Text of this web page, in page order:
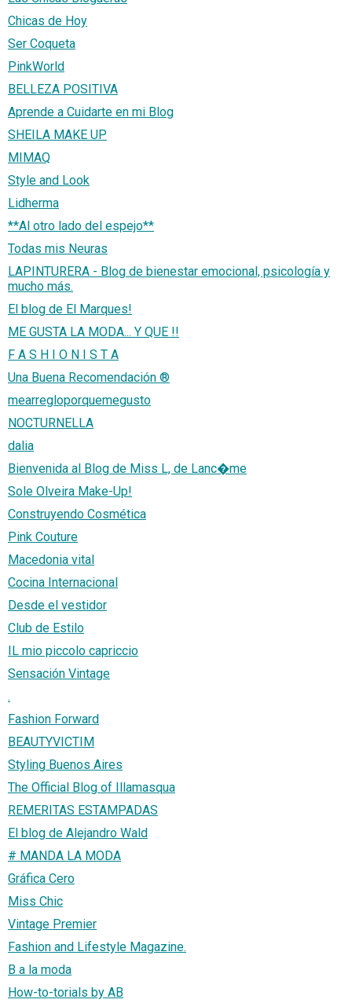
Chicas de Hoy
Ser Coqueta
PinkWorld
BELLEZA POSITIVA
Aprende a Cuidarte en mi Blog
SHEILA MAKE UP
MIMAQ
Style and Look
Lidherma
**Al otro lado del espejo**
Todas mis Neuras
LAPINTURERA - Blog de bienestar emocional, psicología y
mucho más.
El blog de El Marques!
ME GUSTA LA MODA... Y QUE !!
F A S H I O N I S T A
Una Buena Recomendación ®
mearregloporquemegusto
NOCTURNELLA
dalia
Bienvenida al Blog de Miss L, de Lanc�me
Sole Olveira Make-Up!
Construyendo Cosmética
Pink Couture
Macedonia vital
Cocina Internacional
Desde el vestidor
Club de Estilo
IL mio piccolo capriccio
Sensación Vintage
.
Fashion Forward
BEAUTYVICTIM
Styling Buenos Aires
The Official Blog of Illamasqua
REMERITAS ESTAMPADAS
El blog de Alejandro Wald
# MANDA LA MODA
Gráfica Cero
Miss Chic
Vintage Premier
Fashion and Lifestyle Magazine.
B a la moda
How-to-torials by AB